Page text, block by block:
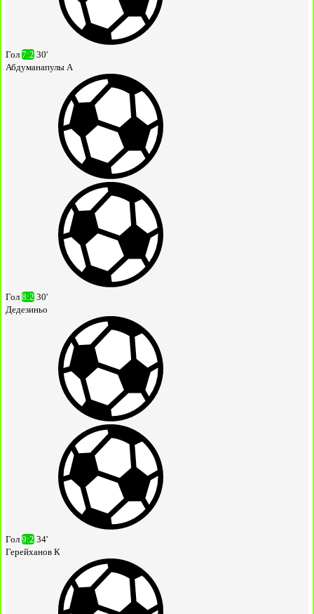
Гол 7:2 30'
Абдуманапулы А
Гол 8:2 30'
Дедезиньо
Гол 9:2 34'
Герейханов К